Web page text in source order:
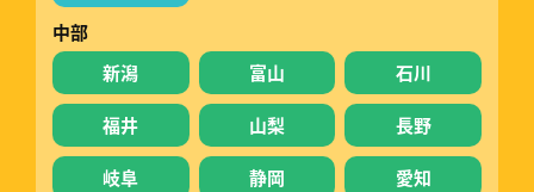
中部
新潟
富山 石川
福井 山梨 長野
岐阜 静岡
愛知